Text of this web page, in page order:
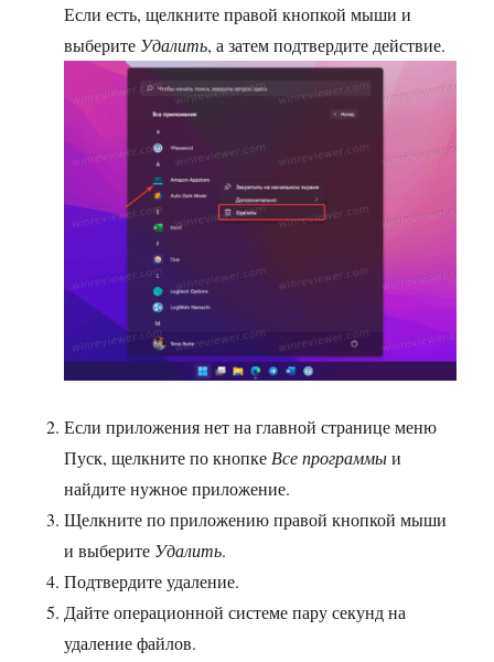
Если есть, щелкните правой кнопкой мыши и
выберите Удалить, а затем подтвердите действие.
Если приложения нет на главной странице меню
Пуск, щелкните по кнопке Все программыи
найдите нужное приложение.
Щелкните по приложению правой кнопкой мыши
и выберите Удалить.
Подтвердите удаление.
Дайте операционной системе пару секунд на
удаление файлов.